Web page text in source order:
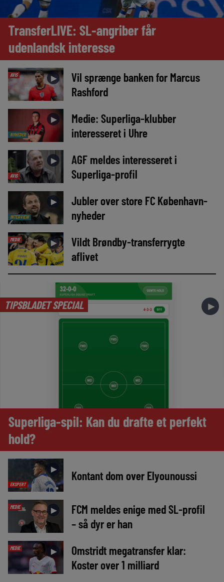
TransferLIVE: SL-angriber får
udenlandsk interesse
AVIS ►
Vil sprænge banken for Marcus
Rashford
NYHEDER
►
Medie: Superliga-klubber
interesseret i Uhre
AVIS
►
AGF meldes interesseret i
Superliga-profil
INTERVIEW
►
Jubler over store FC København-
nyheder
MEDIE ►
Vildt Brøndby-transferrygte
aflivet
TIPSBLADET SPECIAL ►
Superliga-spil: Kan du drafte et perfekt
hold?
EKSPERT
► Kontant dom over Elyounoussi
MEDIE ►
FCM meldes enige med SL-profil
– så dyr er han
MEDIE ►
Omstridt megatransfer klar:
Koster over 1 milliard